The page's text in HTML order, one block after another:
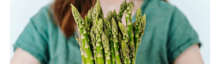
― REKLAMA ―